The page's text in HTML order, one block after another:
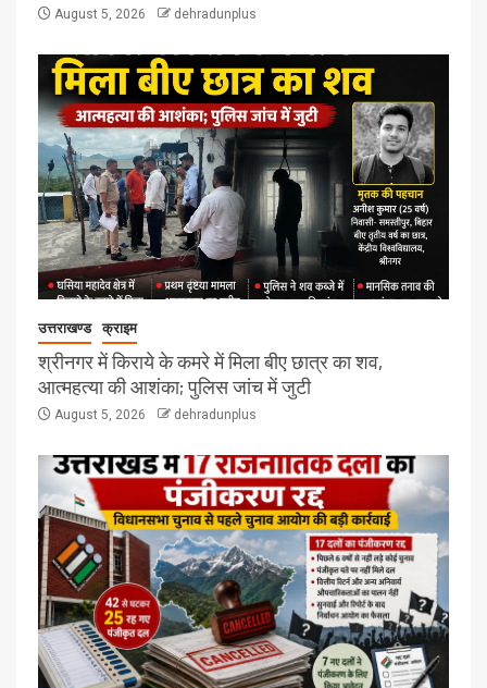
August 5, 2026 dehradunplus
उत्तराखण्ड क्राइम
श्रीनगर में किराये के कमरे में मिला बीए छात्र का शव,
आत्महत्या की आशंका; पुलिस जांच में जुटी
August 5, 2026 dehradunplus